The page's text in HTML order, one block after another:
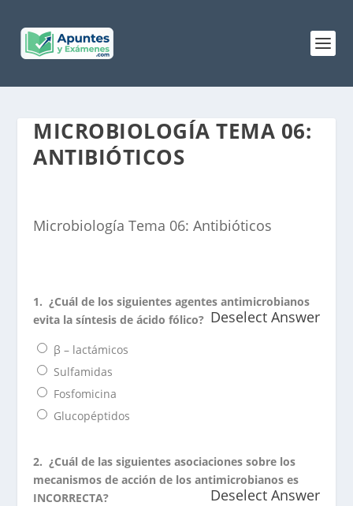
MICROBIOLOGÍA TEMA 06:
ANTIBIÓTICOS
Microbiología Tema 06: Antibióticos
1. ¿Cuál de los siguientes agentes antimicrobianos
evita la síntesis de ácido fólico? Deselect Answer
β – lactámicos
Sulfamidas
Fosfomicina
Glucopéptidos
2. ¿Cuál de las siguientes asociaciones sobre los
mecanismos de acción de los antimicrobianos es
INCORRECTA?
Deselect Answer